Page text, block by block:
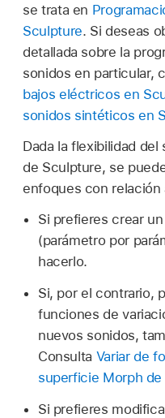
se trata en
Sculpture. Si deseas
detallada sobre la
sonidos en particular,
bajos eléctricos en
sonidos sintéticos en
Dada la flexibilidad
de Sculpture, se
enfoques con relación
Si prefieres crear
(parámetro por
hacerlo.
Si, por el contrario,
funciones de
nuevos sonidos,
Consulta Variar de
superficie Morph
Si prefieres